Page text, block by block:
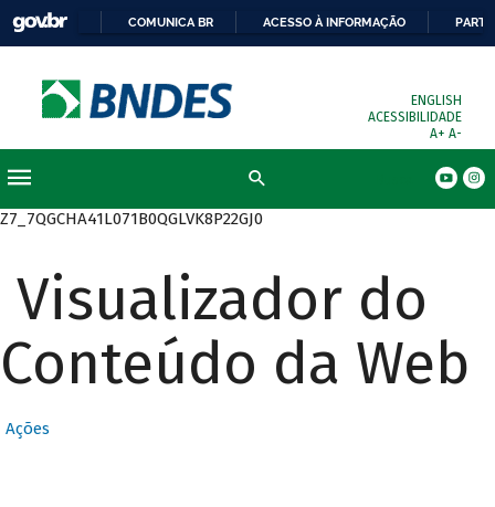
COMUNICA BR ACESSO À INFORMAÇÃO
ENGLISH
ACESSIBILIDADE
A+ A-
Z7_7QGCHA41L071B0QGLVK8P22GJ0
Visualizador do
Conteúdo da Web
Ações